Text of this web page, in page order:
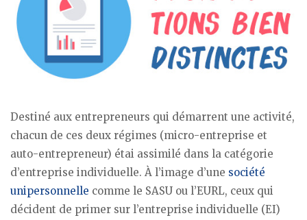
Destiné aux entrepreneurs qui démarrent une activité,
chacun de ces deux régimes (micro-entreprise et
auto-entrepreneur) étai assimilé dans la catégorie
d’entreprise individuelle. À l’image d’une société
unipersonnelle comme le SASU ou l’EURL, ceux qui
décident de primer sur l’entreprise individuelle (EI)